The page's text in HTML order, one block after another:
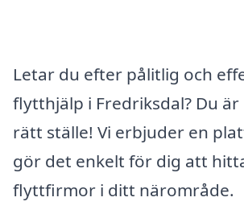
Letar du efter pålitlig och
flytthjälp i Fredriksdal? Du
rätt ställe! Vi erbjuder en
gör det enkelt för dig att
flyttfirmor i ditt närområde.